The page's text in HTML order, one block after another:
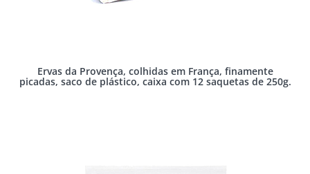
Ervas da Provença, colhidas em França, finamente
picadas, saco de plástico, caixa com 12 saquetas de 250g.